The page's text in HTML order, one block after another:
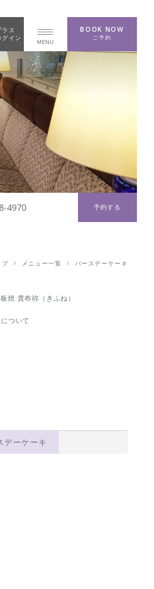
ラス
グイン
MENU
BOOK NOW
ご予約
4970 予約する
プ メニュー一覧 バースデーケーキ
焼 貴布祢（きふね）
ついて
デーケーキ